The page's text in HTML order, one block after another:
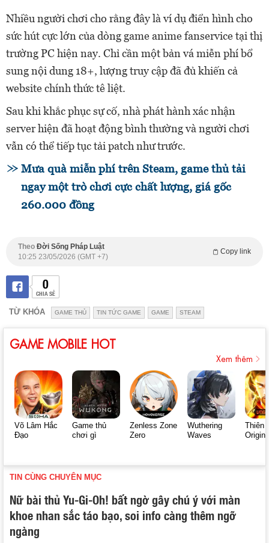
Nhiều người chơi cho rằng đây là ví dụ điển hình cho
sức hút cực lớn của dòng game anime fanservice tại thị
trường PC hiện nay. Chỉ cần một bản vá miễn phí bổ
sung nội dung 18+, lượng truy cập đã đủ khiến cả
website chính thức tê liệt.
Sau khi khắc phục sự cố, nhà phát hành xác nhận
server hiện đã hoạt động bình thường và người chơi
vẫn có thể tiếp tục tải patch như trước.
Mưa quà miễn phí trên Steam, game thủ tải
ngay một trò chơi cực chất lượng, giá gốc
260.000 đồng
Theo Đời Sống Pháp Luật
Copy link
10:25 23/05/2026 (GMT +7)
0
CHIA SẺ
TỪ KHÓA GAME THỦ TIN TỨC GAME GAME STEAM
GAME MOBILE HOT
Xem thêm
Võ Lâm Hắc
Đạo
Game thủ
chơi gì
Zenless Zone
Zero
Wuthering
Waves
Thiên
Origin
TIN CÙNG CHUYÊN MỤC
Nữ bài thủ Yu-Gi-Oh! bất ngờ gây chú ý với màn
khoe nhan sắc táo bạo, soi info càng thêm ngỡ
ngàng